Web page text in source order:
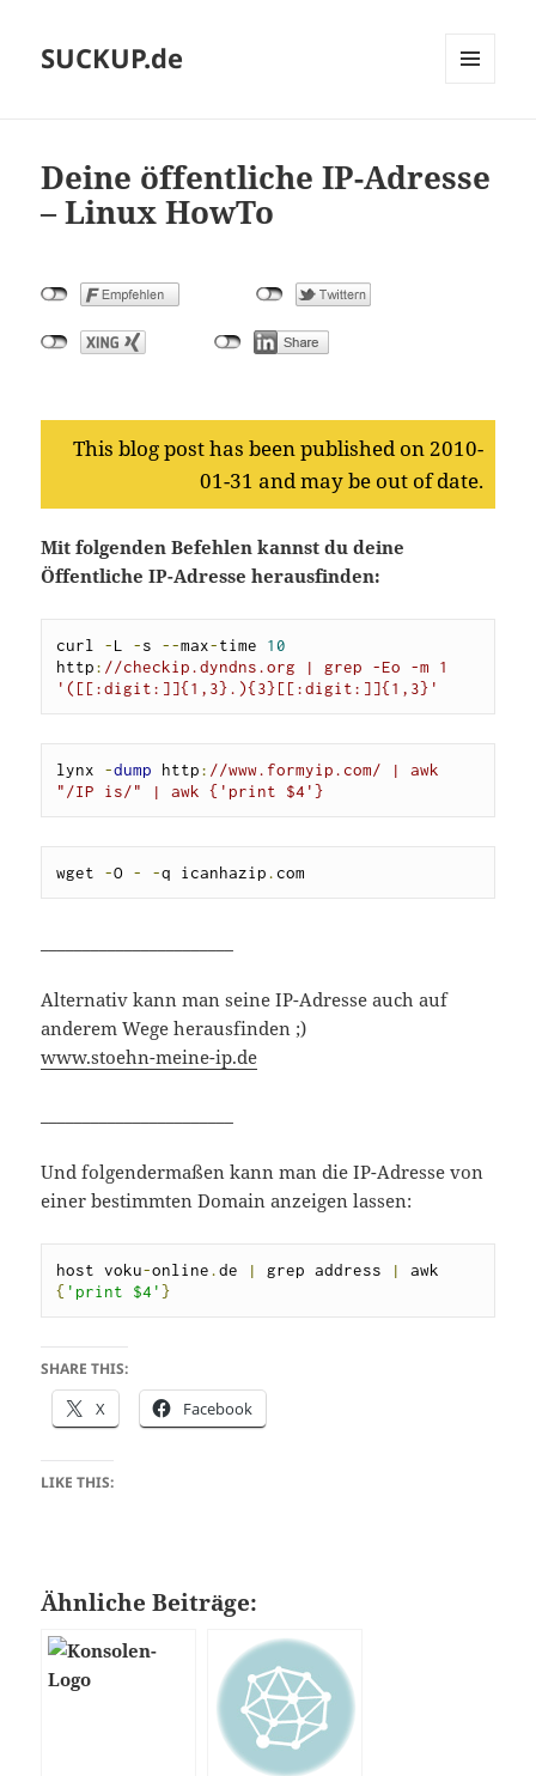
SUCKUP.de
Deine öffentliche IP-Adresse
– Linux HowTo
This blog post has been published on 2010-
01-31 and may be out of date.
Mit folgenden Befehlen kannst du deine
Öffentliche IP-Adresse herausfinden:
curl -L -s --max-time 10
http: //checkip.dyndns.org | grep -Eo -m 1
'([[:digit:]]{1,3}.){3}[[:digit:]]{1,3}'
lynx -dump http: //www.formyip.com/ | awk
"/IP is/" | awk {'print $4'}
wget -O - -q icanhazip.com
Alternativ kann man seine IP-Adresse auch auf
anderem Wege herausfinden ;)
www.stoehn-meine-ip.de
Und folgendermaßen kann man die IP-Adresse von
einer bestimmten Domain anzeigen lassen:
host voku-online.de | grep address |
{ 'print $4'}
SHARE THIS:
X Facebook
LIKE THIS:
Ähnliche Beiträge: